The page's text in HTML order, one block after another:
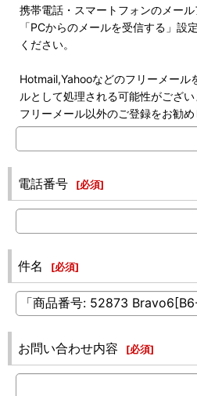
携帯電話・スマートフォンのメール
「PCからのメールを受信する」設
ください。
Hotmail,Yahooなどのフリーメール
ルとして処理される可能性がござい
フリーメール以外のご登録をお勧め
電話番号 [必須]
件名 [必須]
お問い合わせ内容 [必須]